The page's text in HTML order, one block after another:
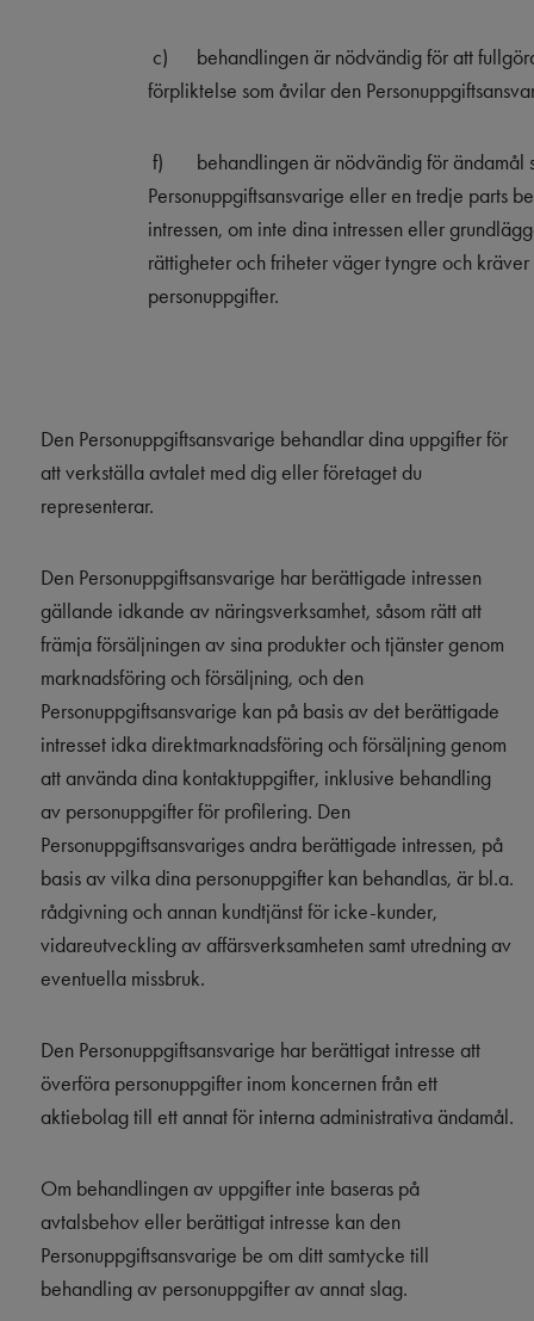
c)
behandlingen är nödvändig för att
förpliktelse som åvilar den
f)
behandlingen är nödvändig för ändamål
Personuppgiftsansvarige eller en tredje parts
intressen, om inte dina intressen eller
rättigheter och friheter väger tyngre och
personuppgifter.
Den Personuppgiftsansvarige behandlar dina uppgifter för
att verkställa avtalet med dig eller företaget du
representerar.
Den Personuppgiftsansvarige har berättigade intressen
gällande idkande av näringsverksamhet, såsom rätt att
främja försäljningen av sina produkter och tjänster genom
marknadsföring och försäljning, och den
Personuppgiftsansvarige kan på basis av det berättigade
intresset idka direktmarknadsföring och försäljning genom
att använda dina kontaktuppgifter, inklusive behandling
av personuppgifter för profilering. Den
Personuppgiftsansvariges andra berättigade intressen, på
basis av vilka dina personuppgifter kan behandlas, är bl.a.
rådgivning och annan kundtjänst för icke-kunder,
vidareutveckling av affärsverksamheten samt utredning av
eventuella missbruk.
Den Personuppgiftsansvarige har berättigat intresse att
överföra personuppgifter inom koncernen från ett
aktiebolag till ett annat för interna administrativa ändamål.
Om behandlingen av uppgifter inte baseras på
avtalsbehov eller berättigat intresse kan den
Personuppgiftsansvarige be om ditt samtycke till
behandling av personuppgifter av annat slag.